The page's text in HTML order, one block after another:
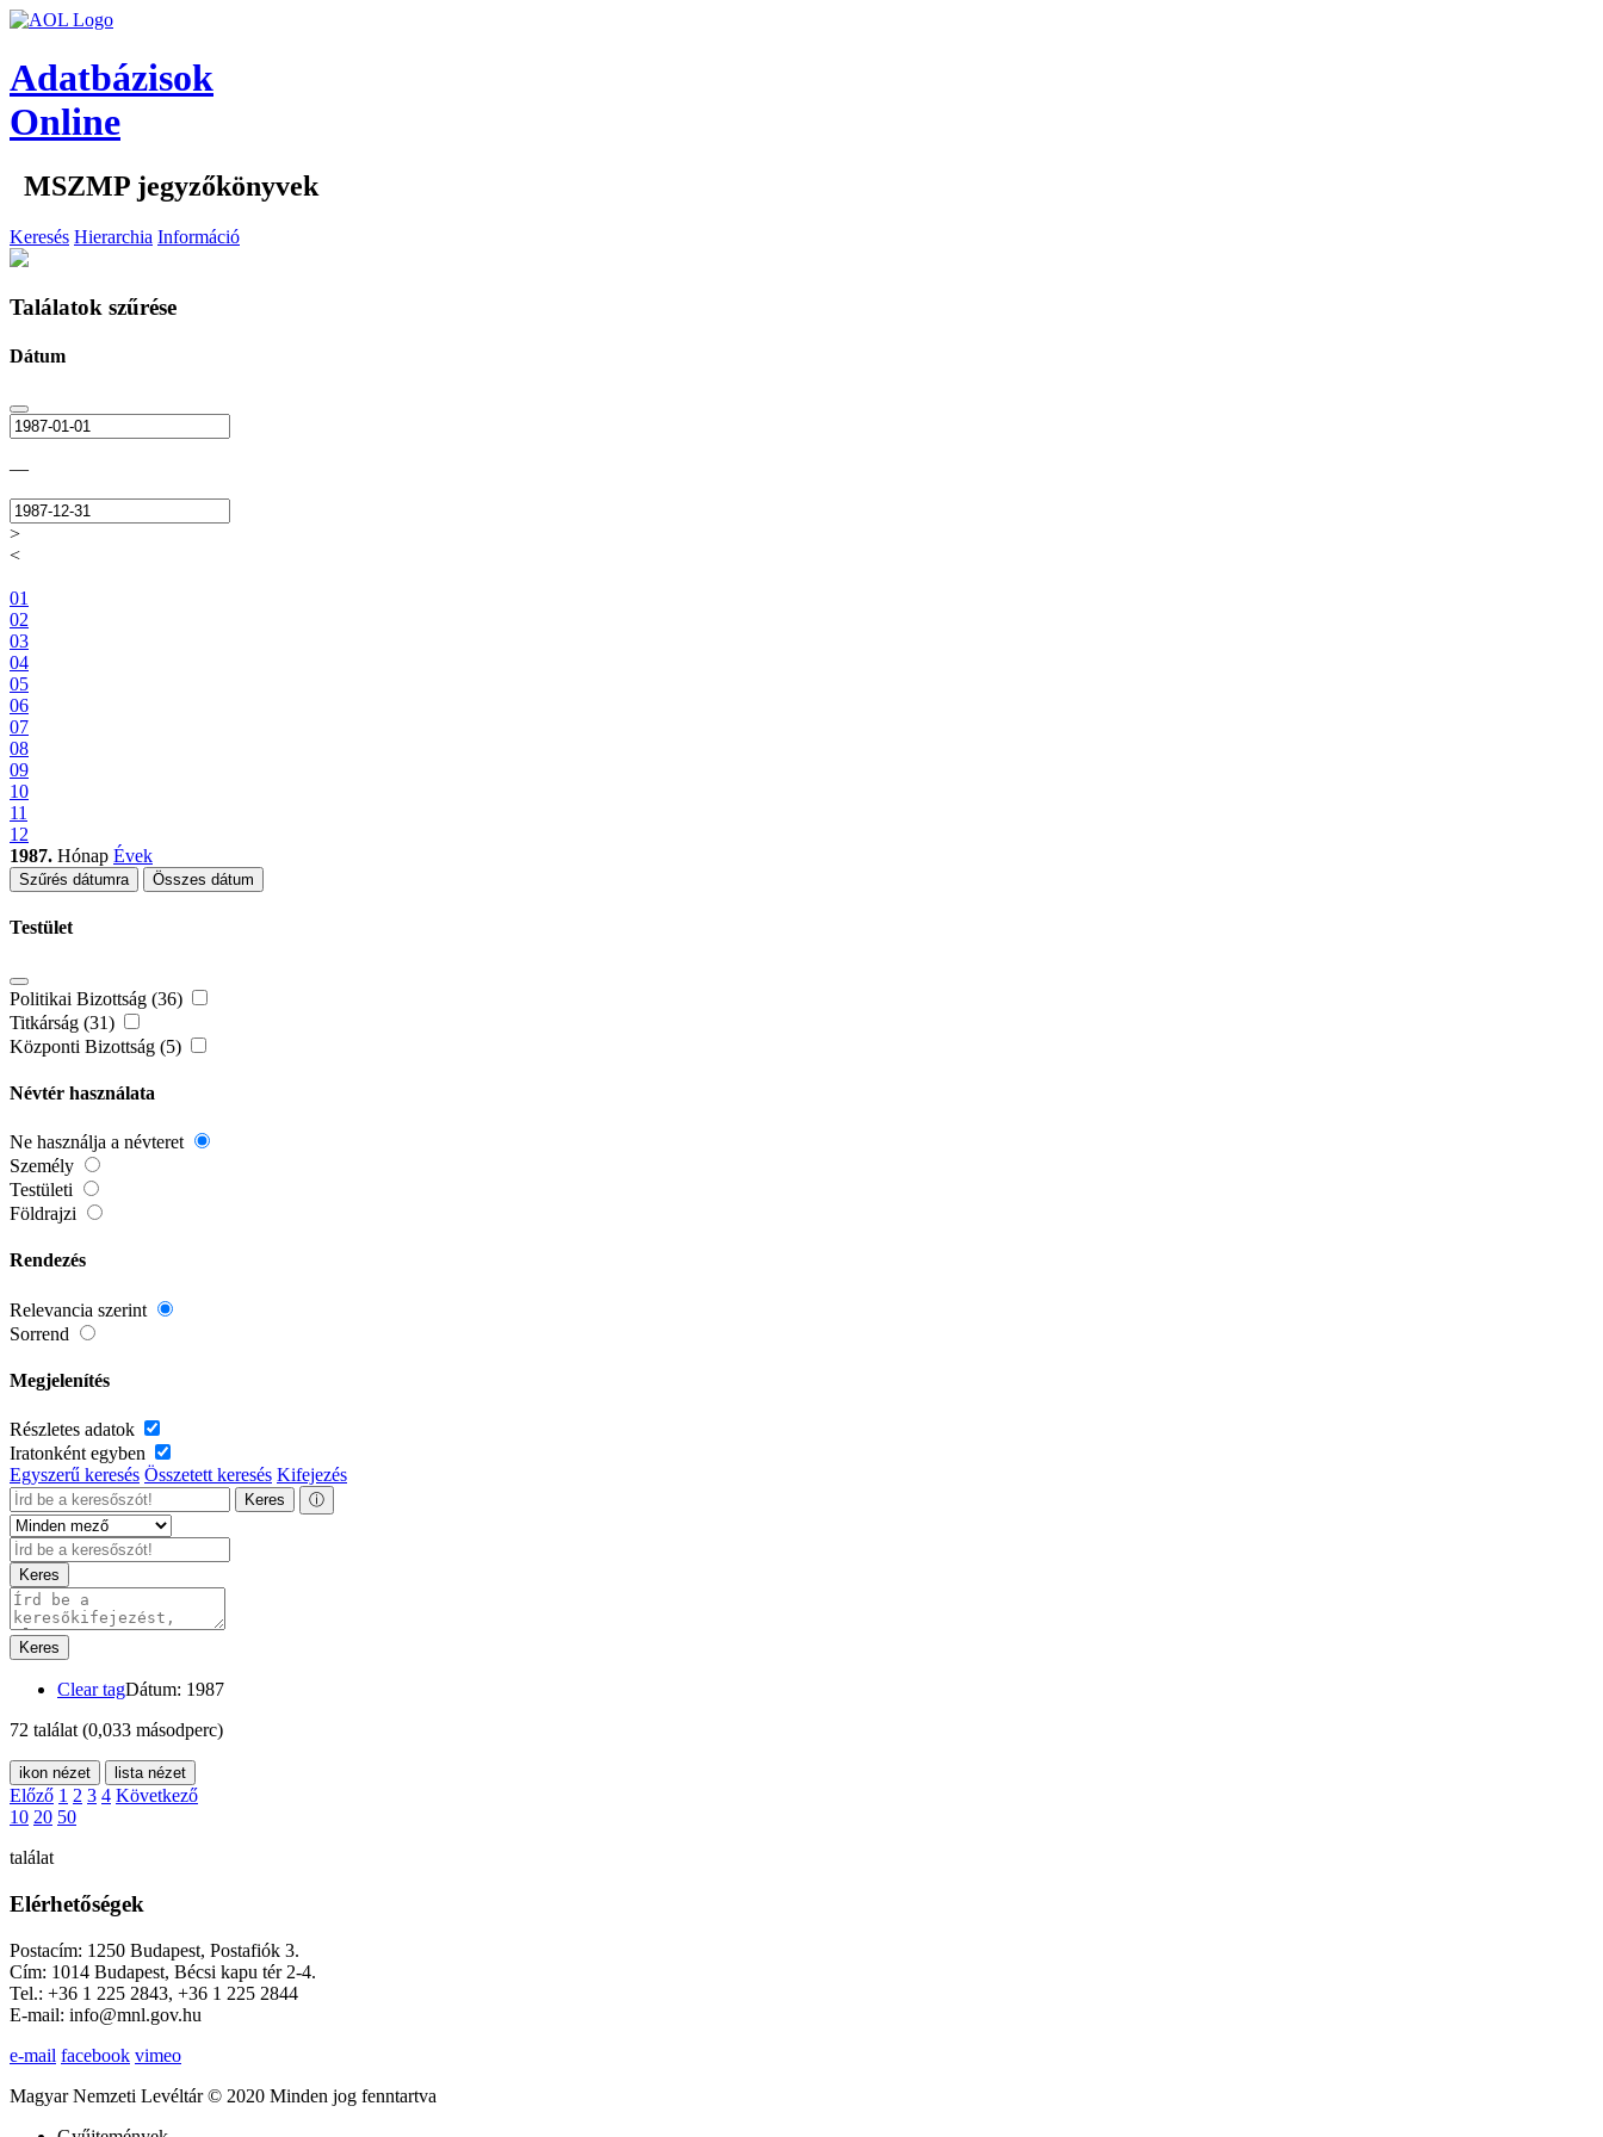
Adatbázisok
Online
MSZMP jegyzőkönyvek
Keresés Hierarchia Információ
Találatok szűrése
Dátum
—
>
<
01
02
03
04
05
06
07
08
09
10
11
12
1987. Hónap Évek
Szűrés dátumra Összes dátum
Testület
Politikai Bizottság (36)
Titkárság (31)
Központi Bizottság (5)
Névtér használata
Ne használja a névteret
Személy
Testületi
Földrajzi
Rendezés
Relevancia szerint
Sorrend
Megjelenítés
Részletes adatok
Iratonként egyben
Egyszerű keresés Összetett keresés Kifejezés
Keres ⓘ
Keres
Keres
Clear tagDátum: 1987
72 találat (0,033 másodperc)
ikon nézet lista nézet
Előző 1 2 3 4 Következő
10 20 50
találat
Elérhetőségek
Postacím: 1250 Budapest, Postafiók 3.
Cím: 1014 Budapest, Bécsi kapu tér 2-4.
Tel.: +36 1 225 2843, +36 1 225 2844
E-mail: info@mnl.gov.hu
e-mail facebook vimeo
Magyar Nemzeti Levéltár © 2020 Minden jog fenntartva